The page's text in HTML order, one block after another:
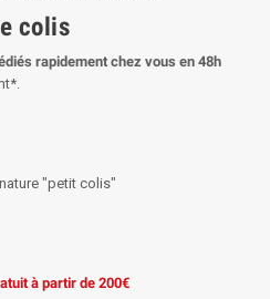
colis
rapidement chez vous en 48h
"petit colis"
à partir de 200€